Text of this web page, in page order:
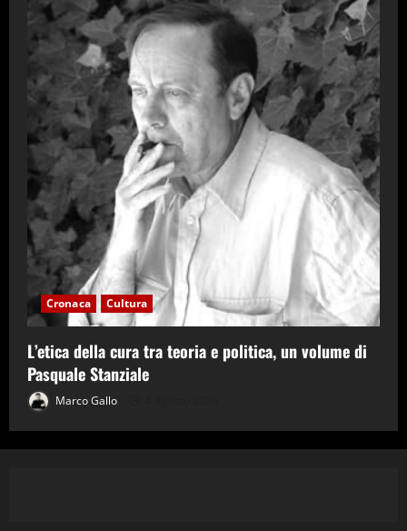
Cronaca Cultura
L’etica della cura tra teoria e politica, un volume di
Pasquale Stanziale
Marco Gallo